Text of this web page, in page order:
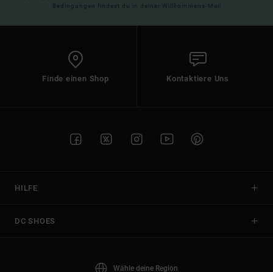
Bedingungen findest du in deiner Willkommens-Mail
Finde einen Shop Kontaktiere Uns
HILFE
DC SHOES
Wähle deine Region